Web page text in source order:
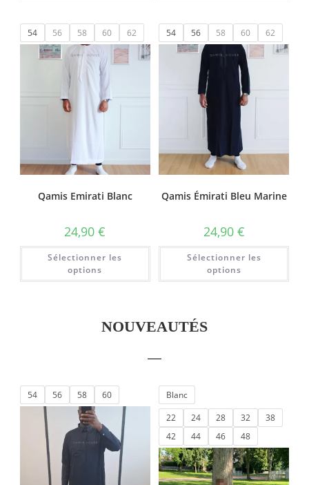
54 56 58 60 62
Qamis Emirati Blanc
24,90€
Sélectionner les
options
54 56 58 60 62
Qamis Émirati Bleu Marine
24,90 €
Sélectionner les
options
NOUVEAUTÉS
54 56 58 60
Blanc
22
24 28 32
38
42
44 46 48